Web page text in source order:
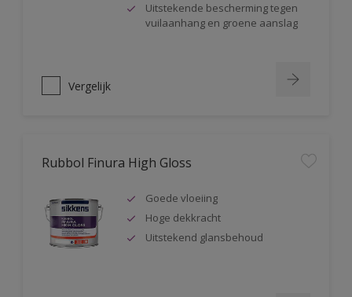
Uitstekende bescherming tegen
vuilaanhang en groene aanslag
Vergelijk
Rubbol Finura High Gloss
Goede vloeiing
Hoge dekkracht
Uitstekend glansbehoud